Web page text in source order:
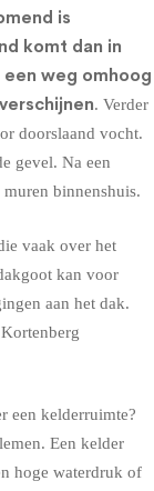
is
komt dan in
weg omhoog
. Verder
doorslaand vocht.
gevel. Na een
binnenshuis.
vaak over het
kan voor
aan het dak.
een kelderruimte?
Een kelder
hoge waterdruk of